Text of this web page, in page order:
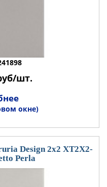
шт.
окне)
Design 2x2 XT2X2-
Perla